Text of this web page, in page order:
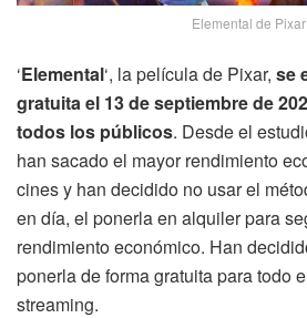
Elemental de Pixar
‘Elemental‘, la película de Pixar, se
gratuita el 13 de septiembre de
todos los públicos. Desde el
han sacado el mayor rendimiento
cines y han decidido no usar el
en día, el ponerla en alquiler para
rendimiento económico. Han
ponerla de forma gratuita para todo
streaming.